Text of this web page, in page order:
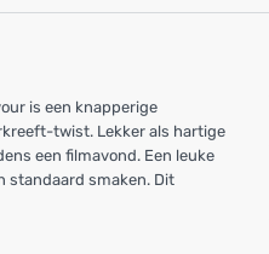
is een knapperige
twist. Lekker als hartige
een filmavond. Een leuke
standaard smaken. Dit